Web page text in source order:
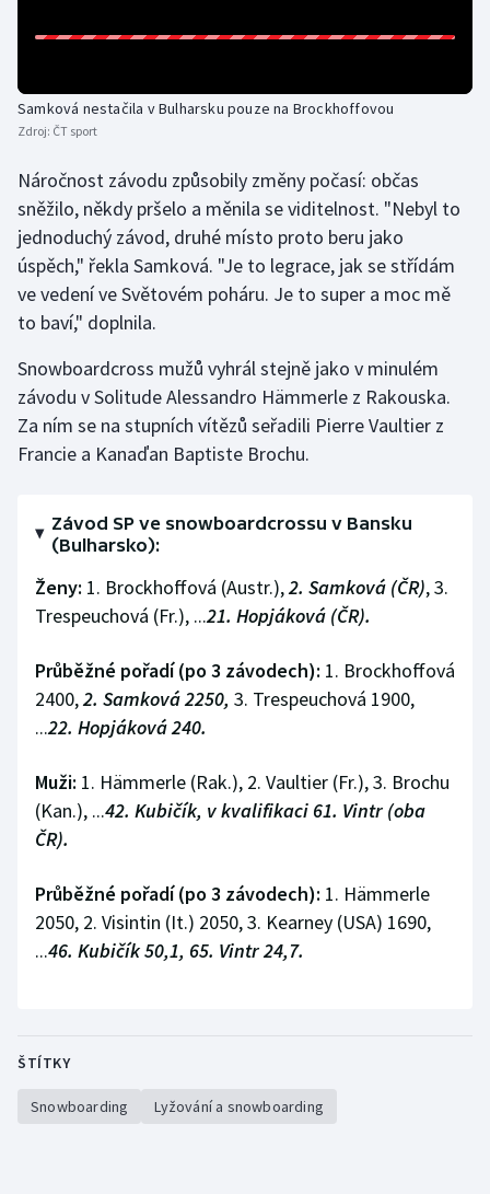
Plážový volejbal
Ragby
Rychlobruslení
Rychlostní kanoistika
Short track
Sportovní střelba
Stolní tenis
Veslování
Vodní slalom
Ostatní
Samková nestačila v Bulharsku pouze na Brockhoffovou
Zdroj: ČT sport
Náročnost závodu způsobily změny počasí: občas
sněžilo, někdy pršelo a měnila se viditelnost. "Nebyl to
jednoduchý závod, druhé místo proto beru jako
úspěch," řekla Samková. "Je to legrace, jak se střídám
ve vedení ve Světovém poháru. Je to super a moc mě
to baví," doplnila.
Snowboardcross mužů vyhrál stejně jako v minulém
závodu v Solitude Alessandro Hämmerle z Rakouska.
Za ním se na stupních vítězů seřadili Pierre Vaultier z
Francie a Kanaďan Baptiste Brochu.
Závod SP ve snowboardcrossu v Bansku
(Bulharsko):
Ženy: 1. Brockhoffová (Austr.),2. Samková (ČR), 3.
Trespeuchová (Fr.), ...21. Hopjáková (ČR).
Průběžné pořadí (po 3 závodech): 1. Brockhoffová
2400,2. Samková 2250, 3. Trespeuchová 1900,
...22. Hopjáková 240.
Muži: 1. Hämmerle (Rak.), 2. Vaultier (Fr.), 3. Brochu
(Kan.), ...42. Kubičík, v kvalifikaci 61. Vintr (oba
ČR).
Průběžné pořadí (po 3 závodech): 1. Hämmerle
2050, 2. Visintin (It.) 2050, 3. Kearney (USA) 1690,
...46. Kubičík 50,1, 65. Vintr 24,7.
ŠTÍTKY
Snowboarding Lyžování a snowboarding